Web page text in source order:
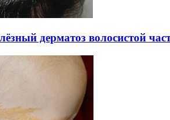
дерматоз волосистой